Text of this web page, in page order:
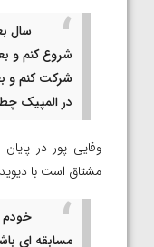
سال
شروع کنم و
شرکت کنم و
در المپیک
وفایی پور در
مشتاق است با
خودم
مسابقه ای